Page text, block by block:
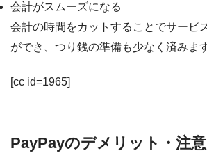
会計がスムーズになる
会計の時間をカットすることでサービ
ができ、つり銭の準備も少なく済みま
[cc id=1965]
PayPayのデメリット・注